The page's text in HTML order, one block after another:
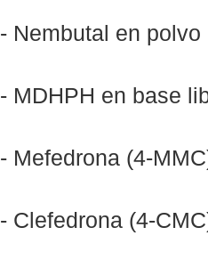
- Nembutal en polvo
- MDHPH en base
- Mefedrona (4-
- Clefedrona (4-